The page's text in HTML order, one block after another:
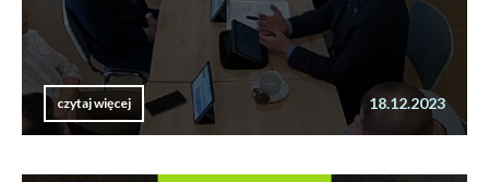
czytaj więcej 18.12.2023